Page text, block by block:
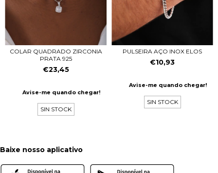
COLAR QUADRADO ZIRCONIA
PRATA 925
€23,45
Avise-me quando chegar!
SIN STOCK
PULSEIRA AÇO INOX ELOS
€10,93
Avise-me quando chegar!
SIN STOCK
Baixe nosso aplicativo